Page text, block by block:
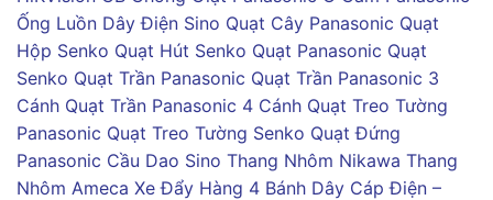
Ống Luồn Dây Điện Sino Quạt Cây Panasonic Quạt
Hộp Senko Quạt Hút Senko Quạt Panasonic Quạt
Senko Quạt Trần Panasonic Quạt Trần Panasonic 3
Cánh Quạt Trần Panasonic 4 Cánh Quạt Treo Tường
Panasonic Quạt Treo Tường Senko Quạt Đứng
Panasonic Cầu Dao Sino Thang Nhôm Nikawa Thang
Nhôm Ameca Xe Đẩy Hàng 4 Bánh Dây Cáp Điện –